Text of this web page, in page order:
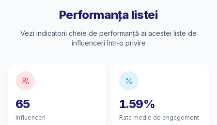
Performanța listei
Vezi indicatorii cheie de performanță ai acestei liste de
influenceri într-o privire
65
Influenceri
1.59%
Rata medie de engagement